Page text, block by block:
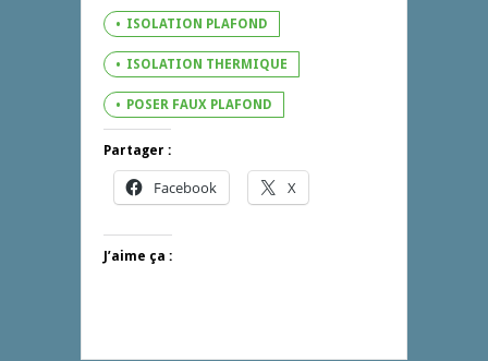
ISOLATION PLAFOND
ISOLATION THERMIQUE
POSER FAUX PLAFOND
Partager :
Facebook X
J’aime ça :